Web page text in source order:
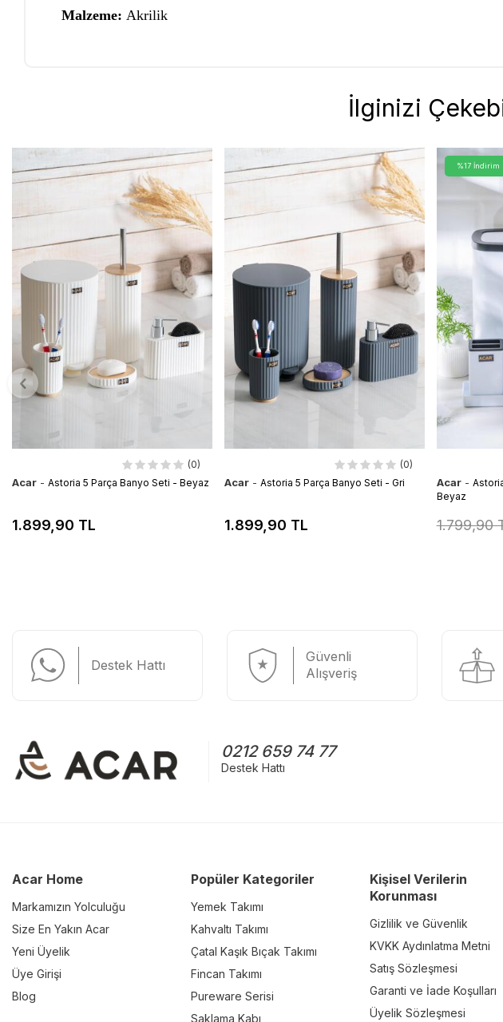
Malzeme: Akrilik
İlginizi
(0)
Acar - Astoria 5 Parça Banyo Seti - Beyaz
1.899,90 TL
(0)
Acar - Astoria 5 Parça Banyo Seti - Gri
1.899,90 TL
%17 İndirim
Acar -
Beyaz
1.799,90
Destek Hattı
Güvenli
Alışveriş
0212 659 74 77
Destek Hattı
Acar Home
Markamızın Yolculuğu
Size En Yakın Acar
Yeni Üyelik
Üye Girişi
Blog
Popüler Kategoriler
Yemek Takımı
Kahvaltı Takımı
Çatal Kaşık Bıçak Takımı
Fincan Takımı
Pureware Serisi
Saklama Kabı
Kişisel Verilerin
Korunması
Gizlilik ve Güvenlik
KVKK Aydınlatma Metni
Satış Sözleşmesi
Garanti ve İade Koşulları
Üyelik Sözleşmesi